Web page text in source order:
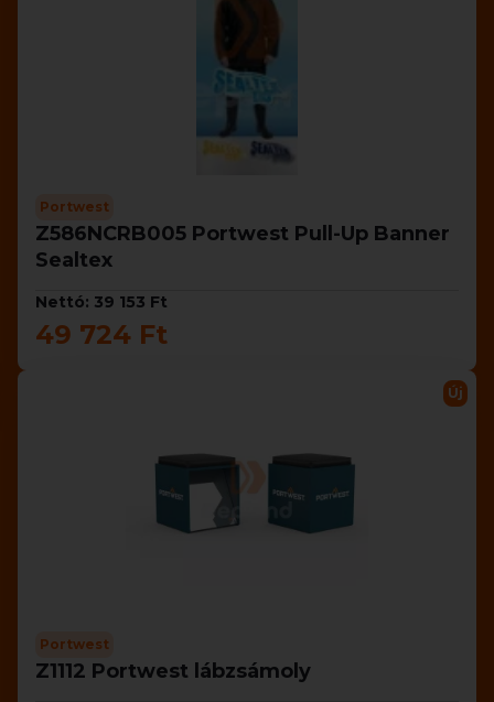
Portwest
Z586NCRB005 Portwest Pull-Up Banner
Sealtex
Nettó: 39 153 Ft
49 724 Ft
Új
Portwest
Z1112 Portwest lábzsámoly